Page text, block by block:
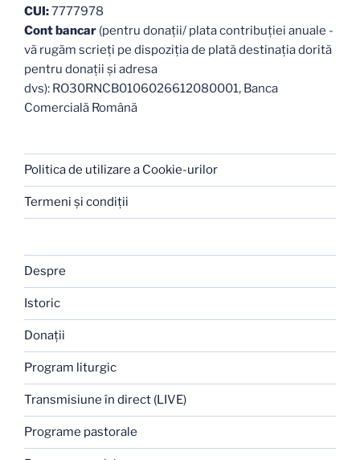
CUI:7777978
Cont bancar (pentru donații/ plata contribuției anuale -
vă rugăm scrieți pe dispoziția de plată destinația dorită
pentru donații și adresa
dvs): RO30RNCB0106026612080001, Banca
Comercială Română
Politica de utilizare a Cookie-urilor
Termeni şi condiţii
Despre
Istoric
Donaţii
Program liturgic
Transmisiune în direct (LIVE)
Programe pastorale